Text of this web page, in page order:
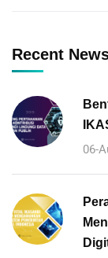
Recent
06-